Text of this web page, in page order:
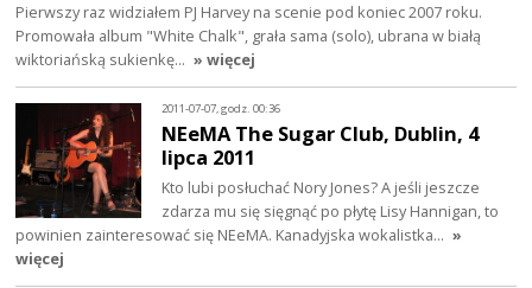
Pierwszy raz widziałem PJ Harvey na scenie pod koniec 2007 roku.
Promowała album "White Chalk", grała sama (solo), ubrana w białą
wiktoriańską sukienkę… » więcej
2011-07-07, godz. 00:36
NEeMA The Sugar Club, Dublin, 4
lipca 2011
Kto lubi posłuchać Nory Jones? A jeśli jeszcze
zdarza mu się sięgnąć po płytę Lisy Hannigan, to
powinien zainteresować się NEeMA. Kanadyjska wokalistka… »
więcej